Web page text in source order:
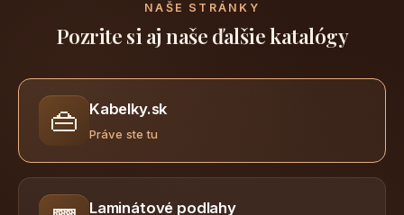
NAŠE STRÁNKY
Pozrite si aj naše ďalšie katalógy
👜 Kabelky.sk
Práve ste tu
Laminátové podlahy